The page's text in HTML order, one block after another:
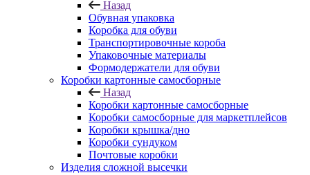
Назад
Обувная упаковка
Коробка для обуви
Транспортировочные короба
Упаковочные материалы
Формодержатели для обуви
Коробки картонные самосборные
Назад
Коробки картонные самосборные
Коробки самосборные для маркетплейсов
Коробки крышка/дно
Коробки сундуком
Почтовые коробки
Изделия сложной высечки